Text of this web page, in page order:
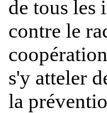
de tous les
contre le
s'y atteler
la